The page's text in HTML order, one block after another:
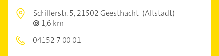
Schillerstr. 5,21502 Geesthacht (Altstadt)
1,6 km
04152 7 00 01